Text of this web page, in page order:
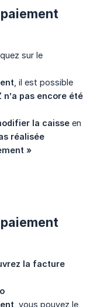
sur le
, il est possible
pas encore été
la caisse en
réalisée
»
la facture
, vous pouvez le